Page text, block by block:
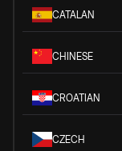
CATALAN
CHINESE
CROATIAN
CZECH